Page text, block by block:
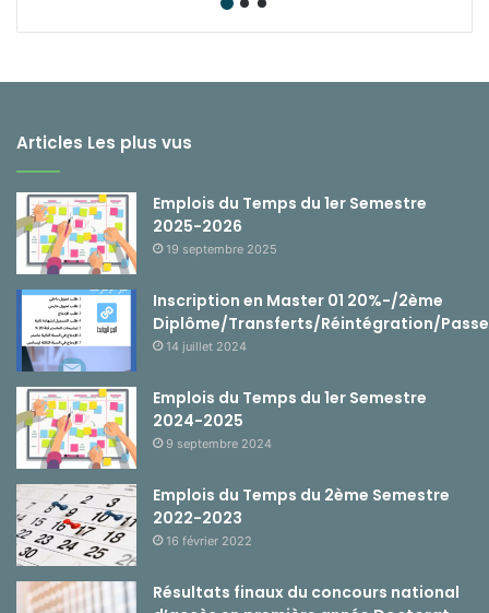
Articles Les plus vus
Emplois du Temps du 1er Semestre
2025-2026
19 septembre 2025
Inscription en Master 01 20%-/2ème
Diplôme/Transferts/Réintégration/
14 juillet 2024
Emplois du Temps du 1er Semestre
2024-2025
9 septembre 2024
Emplois du Temps du 2ème Semestre
2022-2023
16 février 2022
Résultats finaux du concours national